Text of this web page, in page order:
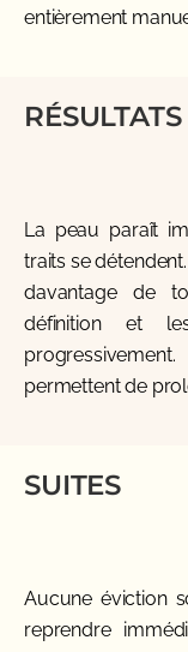
entièrement
RÉSULTATS
La peau paraît
traits se
davantage de
définition et
permettent de
SUITES
Aucune éviction
reprendre